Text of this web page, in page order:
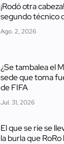
¡Rodó otra
segundo técnico
Ago. 2, 2026
¿Se tambalea el
sede que toma
de FIFA
Jul. 31, 2026
El que se ríe se
la burla que RoRo